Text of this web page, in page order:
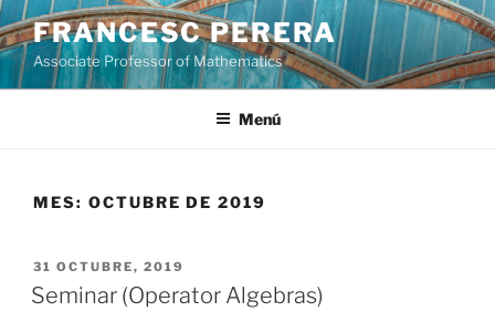
Vés
al
contingut
FRANCESC PERERA
Associate Professor of Mathematics
Menú
MES: OCTUBRE DE 2019
PUBLICAT
A
31 OCTUBRE, 2019
Seminar (Operator Algebras)